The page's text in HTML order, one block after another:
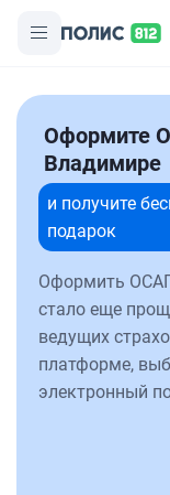
Оформите
Владимире
и получите
подарок
Оформить
стало еще
ведущих
платформе,
электронный